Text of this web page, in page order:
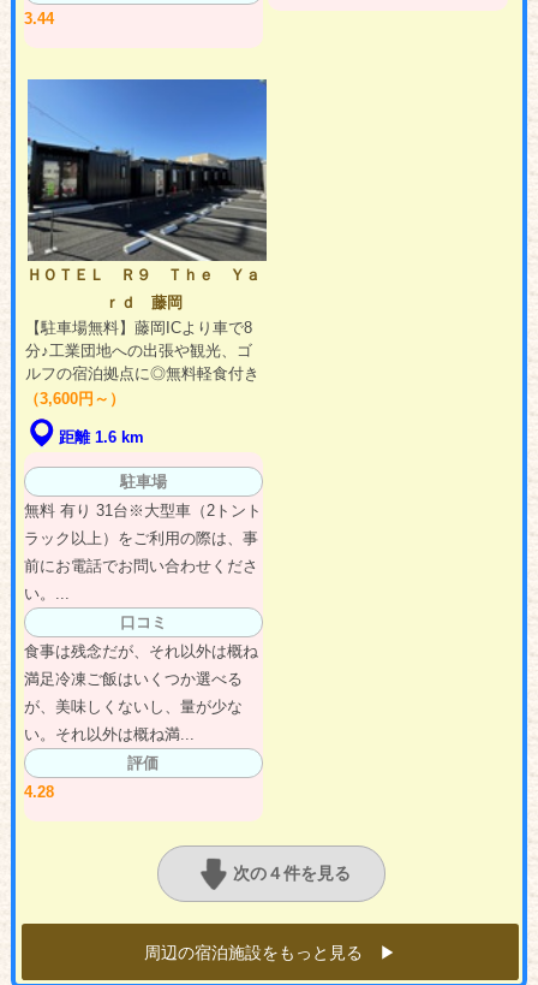
3.44
ＨＯＴＥＬ Ｒ９ Ｔｈｅ Ｙａ
ｒｄ 藤岡
【駐車場無料】藤岡ICより車で8
分♪工業団地への出張や観光、ゴ
ルフの宿泊拠点に◎無料軽食付き
（3,600円～）
距離 1.6 km
駐車場
無料 有り 31台※大型車（2トント
ラック以上）をご利用の際は、事
前にお電話でお問い合わせくださ
い。...
口コミ
食事は残念だが、それ以外は概ね
満足冷凍ご飯はいくつか選べる
が、美味しくないし、量が少な
い。それ以外は概ね満...
評価
4.28
次の４件を見る
周辺の宿泊施設をもっと見る ▶︎